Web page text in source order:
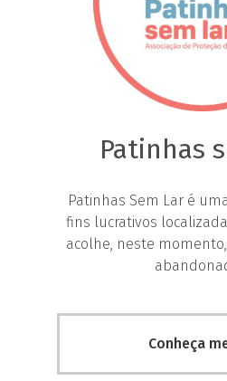
Patinhas
Patinhas Sem Lar é
fins lucrativos
acolhe, neste
Conheça